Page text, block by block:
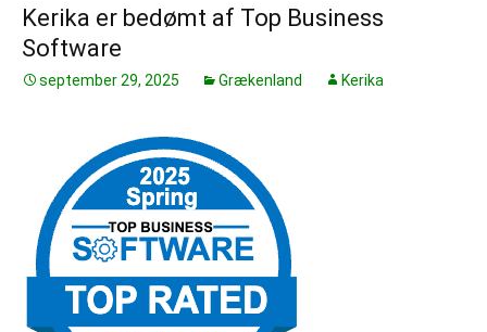
Kerika er bedømt af Top Business
Software
september 29, 2025 Grækenland Kerika